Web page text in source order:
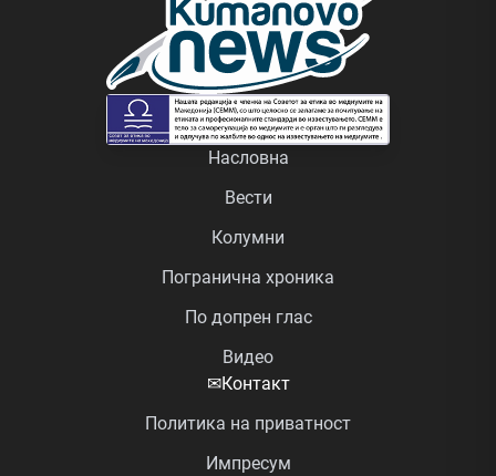
Насловна
Вести
Колумни
Погранична хроника
По допрен глас
Видео
✉Контакт
Политика на приватност
Импресум